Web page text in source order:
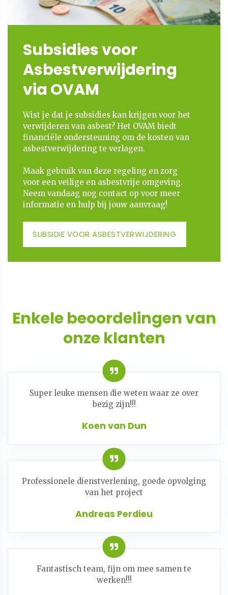
Subsidies voor
Asbestverwijdering
via OVAM
Wist je dat je subsidies kan krijgen voor het
verwijderen van asbest? Het OVAM biedt
financiële ondersteuning om de kosten van
asbestverwijdering te verlagen.
​​​​​​​Maak gebruik van deze regeling en zorg
voor een veilige en asbestvrije omgeving.
Neem vandaag nog contact op voor meer
informatie en hulp bij jouw aanvraag!
SUBSIDIE VOOR ASBESTVERWIJDERING
Enkele beoordelingen van
onze klanten
Koen van Dun
Super leuke mensen die weten waar ze over
bezig zijn!!!
Andreas Perdieu
Professionele dienstverlening, goede opvolging
van het project
Fantastisch team, fijn om mee samen te
werken!!!